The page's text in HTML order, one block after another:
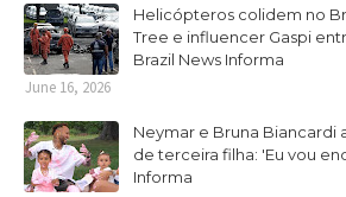
Helicópteros colidem no
Tree e influencer Gaspi
Brazil News Informa
June 16, 2026
Neymar e Bruna Biancardi
de terceira filha: 'Eu vou
Informa